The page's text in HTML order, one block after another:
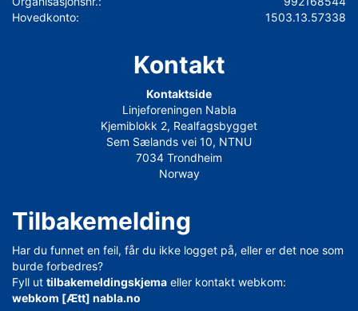
Hovedkonto:
1503.13.57338
Kontakt
Kontaktside
Linjeforeningen Nabla
Kjemiblokk 2, Realfagsbygget
Sem Sælands vei 10, NTNU
7034 Trondheim
Norway
Tilbakemelding
Har du funnet en feil, får du ikke logget på, eller er det noe som
burde forbedres?
Fyll ut tilbakemeldingskjema eller kontakt webkom:
webkom [Ætt] nabla.no